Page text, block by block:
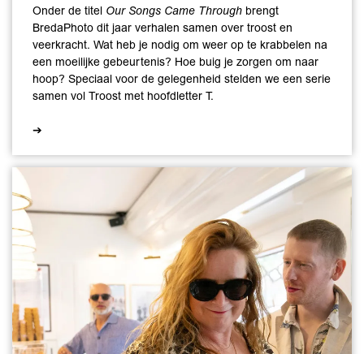
Onder de titel Our Songs Came Through brengt
BredaPhoto dit jaar verhalen samen over troost en
veerkracht. Wat heb je nodig om weer op te krabbelen na
een moeilijke gebeurtenis? Hoe buig je zorgen om naar
hoop? Speciaal voor de gelegenheid stelden we een serie
samen vol Troost met hoofdletter T.
➔